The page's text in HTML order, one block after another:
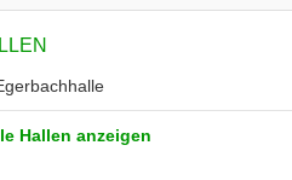
Hallen anzeigen